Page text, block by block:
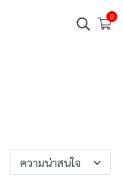
0
ความน่าสนใจ